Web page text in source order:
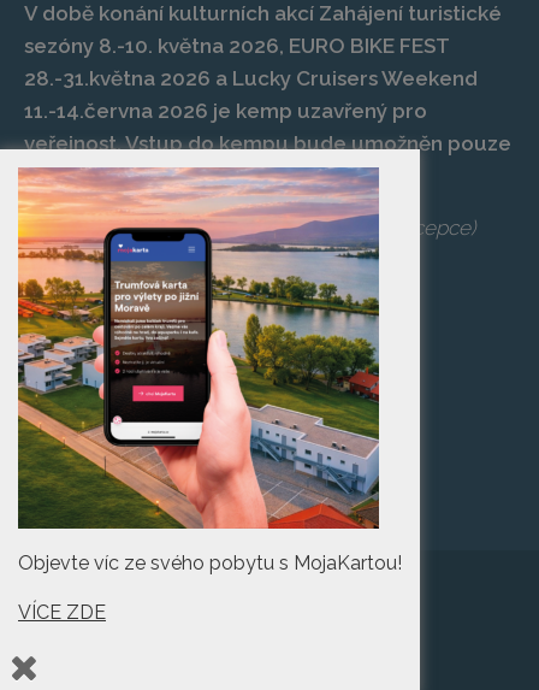
V době konání kulturních akcí Zahájení turistické
sezóny 8.-10. května 2026, EURO BIKE FEST
28.-31.května 2026 a Lucky Cruisers Weekend
11.-14.června 2026 je kemp uzavřený pro
veřejnost. Vstup do kempu bude umožněn pouze
po zaplacení vstupenky na danou akci.
Telefon:+420 519 427 714,539 029 266
(recepce)
E-mail:camp@pasohlavky.cz
SPOJTE SE S NÁMI
Turistické informační
centrum Pasohlávky
Objevte víc ze svého pobytu s MojaKartou!
VÍCE ZDE